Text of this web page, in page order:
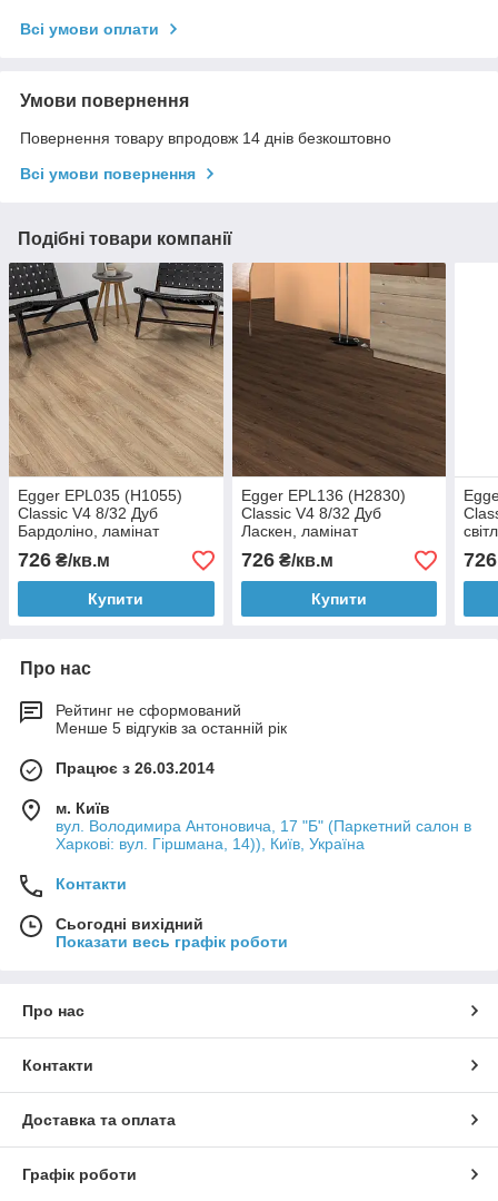
Всі умови оплати
Умови повернення
Повернення товару впродовж 14 днів безкоштовно
Всі умови повернення
Подібні товари компанії
Egger EPL035 (H1055)
Classic V4 8/32 Дуб
Бардоліно, ламінат
726 ₴/кв.м
Купити
Egger EPL136 (H2830)
Classic V4 8/32 Дуб
Ласкен, ламінат
726₴/кв.м
Купити
726
Про нас
Рейтинг не сформований
Менше 5 відгуків за останній рік
Працює з 26.03.2014
м. Київ
вул. Володимира Антоновича, 17 "Б" (Паркетний салон в
Харкові: вул. Гіршмана, 14)), Київ, Україна
Контакти
Сьогодні вихідний
Показати весь графік роботи
Про нас
Контакти
Доставка та оплата
Графік роботи